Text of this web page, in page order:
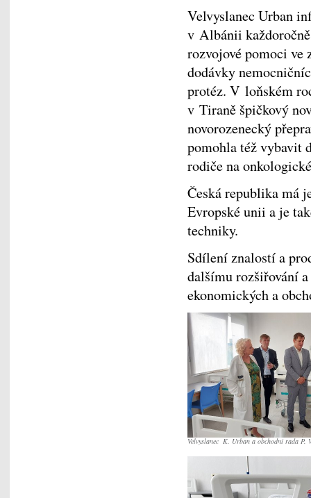
Velvyslanec Urban
v Albánii
rozvojové pomoci
dodávky
protéz. V loňském
v Tiraně špičkový
novorozenecký
pomohla též vybavit
rodiče na
Česká republika má
Evropské unii a je
techniky.
Sdílení znalostí a
dalšímu rozšiřování
ekonomických a
Velvyslanec K. Urban a obchodní rada P.